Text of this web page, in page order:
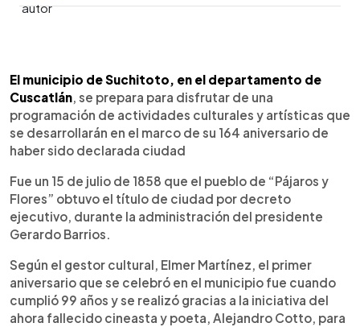
► Escuchar artículo
El municipio de Suchitoto, en el departamento de
Cuscatlán, se prepara para disfrutar de una
programación de actividades culturales y artísticas que
se desarrollarán en el marco de su 164 aniversario de
haber sido declarada ciudad
Fue un 15 de julio de 1858 que el pueblo de “Pájaros y
Flores” obtuvo el título de ciudad por decreto
ejecutivo, durante la administración del presidente
Gerardo Barrios.
Según el gestor cultural, Elmer Martínez, el primer
aniversario que se celebró en el municipio fue cuando
cumplió 99 años y se realizó gracias a la iniciativa del
ahora fallecido cineasta y poeta, Alejandro Cotto, para